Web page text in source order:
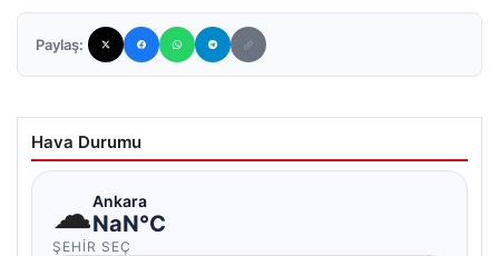
Paylaş:
Hava Durumu
☁Ankara
NaN°C
ŞEHIR SEÇ